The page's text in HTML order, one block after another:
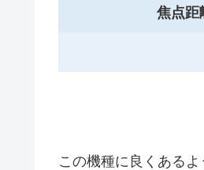
焦点距
この機種に良くある